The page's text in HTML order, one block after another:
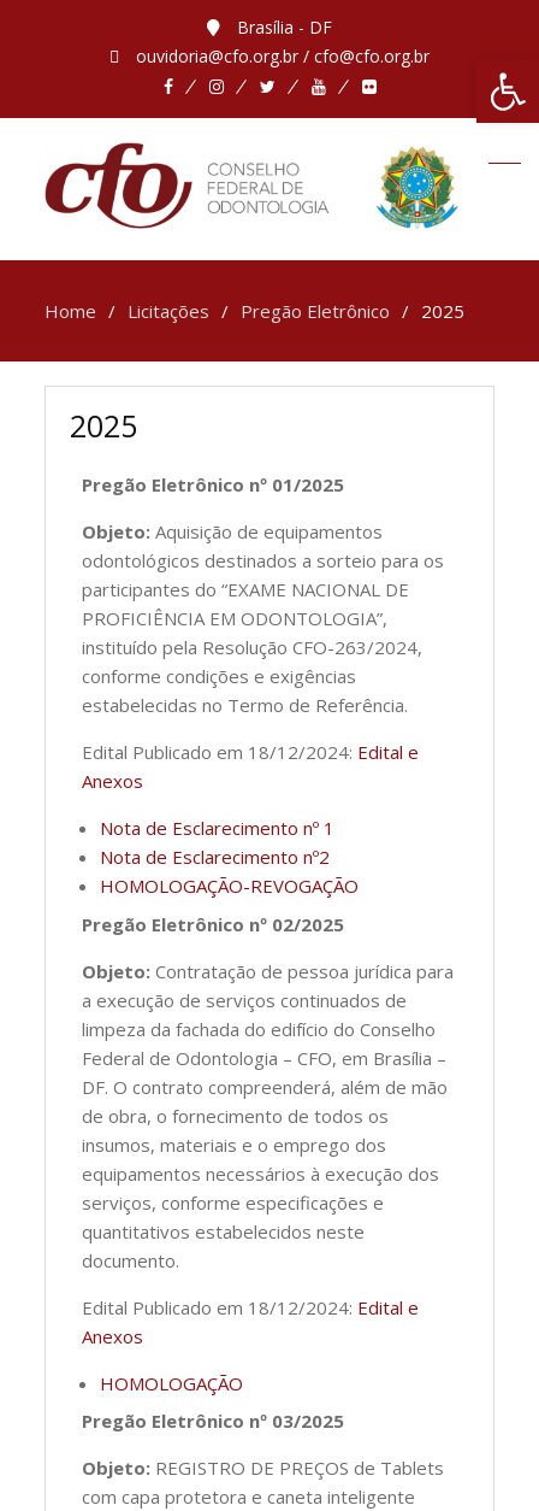
Brasília - DF
ouvidoria@cfo.org.br / cfo@cfo.org.br
Home Licitações Pregão Eletrônico 2025
2025
Pregão Eletrônico nº 01/2025
Objeto:Aquisição de equipamentos
odontológicos destinados a sorteio para os
participantes do “EXAME NACIONAL DE
PROFICIÊNCIA EM ODONTOLOGIA”,
instituído pela Resolução CFO-263/2024,
conforme condições e exigências
estabelecidas no Termo de Referência.
Edital Publicado em 18/12/2024: Edital e
Anexos
Nota de Esclarecimento nº 1
Nota de Esclarecimento nº2
HOMOLOGAÇÃO-REVOGAÇÃO
Pregão Eletrônico nº 02/2025
Objeto:Contratação de pessoa jurídica para
a execução de serviços continuados de
limpeza da fachada do edifício do Conselho
Federal de Odontologia – CFO, em Brasília –
DF. O contrato compreenderá, além de mão
de obra, o fornecimento de todos os
insumos, materiais e o emprego dos
equipamentos necessários à execução dos
serviços, conforme especificações e
quantitativos estabelecidos neste
documento.
Edital Publicado em 18/12/2024: Edital e
Anexos
HOMOLOGAÇÃO
Pregão Eletrônico nº 03/2025
Objeto: REGISTRO DE PREÇOS de Tablets
com capa protetora e caneta inteligente